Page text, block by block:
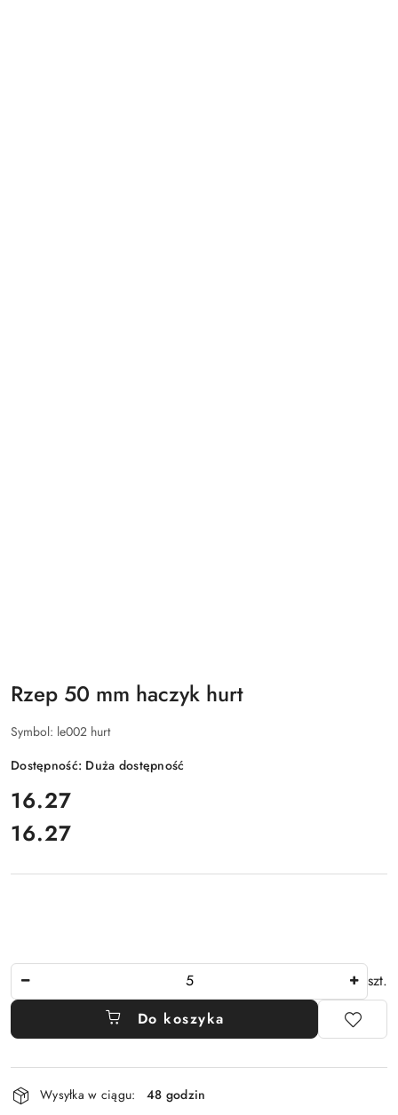
Rzep 50 mm haczyk hurt
Symbol: le002 hurt
Dostępność: Duża dostępność
cena:
16.27
Cena:
16.27
szt.
Do koszyka
Dostępność
i
Wysyłka w ciągu: 48 godzin